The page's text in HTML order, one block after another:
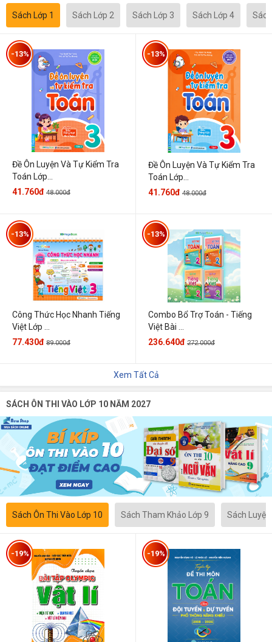
Sách Lớp 1 Sách Lớp 2 Sách Lớp 3 Sách Lớp 4
Đề Ôn Luyện Và Tự Kiểm Tra
Toán Lớp...
-13%
41.760đ 48.000đ
Đề Ôn Luyện Và Tự Kiểm Tra
Toán Lớp...
-13%
41.760đ 48.000đ
Công Thức Học Nhanh Tiếng
Việt Lớp ...
-13%
77.430đ 89.000đ
Combo Bổ Trợ Toán - Tiếng
Việt Bài ...
-13%
236.640đ 272.000đ
Xem Tất Cả
SÁCH ÔN THI VÀO LỚP 10 NĂM 2027
Sách Ôn Thi Vào Lớp 10 Sách Tham Khảo Lớp 9 Sách
-19% -19%